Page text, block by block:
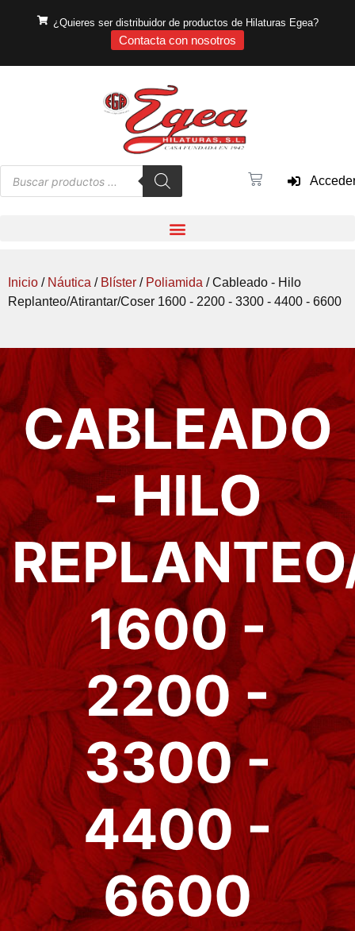
¿Quieres ser distribuidor de productos de Hilaturas Egea?
Contacta con nosotros
Inicio / Náutica / Blíster / Poliamida / Cableado - Hilo
Replanteo/Atirantar/Coser 1600 - 2200 - 3300 - 4400 - 6600
CABLEADO
- HILO
1600 -
2200 -
3300 -
4400 -
6600